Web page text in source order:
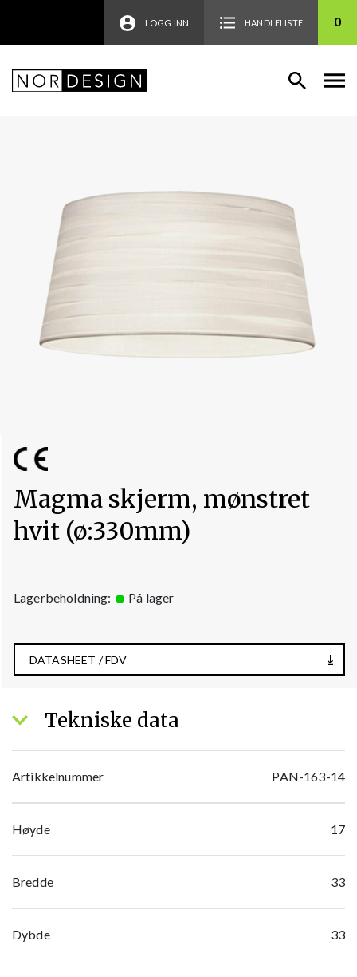
LOGG INN HANDLELISTE 0
Magma skjerm, mønstret
hvit (ø:330mm)
Lagerbeholdning: På lager
DATASHEET / FDV
Tekniske data
Artikkelnummer PAN-163-14
Høyde 17
Bredde 33
Dybde 33